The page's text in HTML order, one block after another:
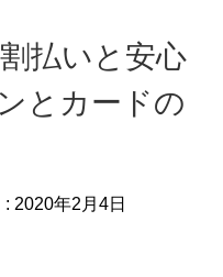
払いと安心
とカードの
: 2020年2月4日